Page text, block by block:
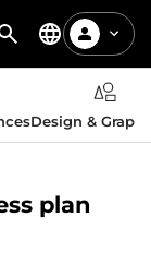
Design &
plan